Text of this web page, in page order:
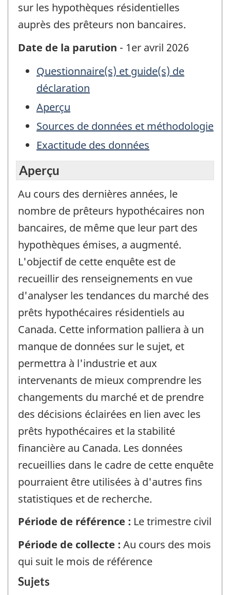
sur les hypothèques résidentielles
auprès des prêteurs non bancaires.
Date de la parution - 1er avril 2026
Questionnaire(s) et guide(s) de
déclaration
Aperçu
Sources de données et méthodologie
Exactitude des données
Aperçu
Au cours des dernières années, le
nombre de prêteurs hypothécaires non
bancaires, de même que leur part des
hypothèques émises, a augmenté.
L'objectif de cette enquête est de
recueillir des renseignements en vue
d'analyser les tendances du marché des
prêts hypothécaires résidentiels au
Canada. Cette information palliera à un
manque de données sur le sujet, et
permettra à l'industrie et aux
intervenants de mieux comprendre les
changements du marché et de prendre
des décisions éclairées en lien avec les
prêts hypothécaires et la stabilité
financière au Canada. Les données
recueillies dans le cadre de cette enquête
pourraient être utilisées à d'autres fins
statistiques et de recherche.
Période de référence : Le trimestre civil
Période de collecte : Au cours des mois
qui suit le mois de référence
Sujets